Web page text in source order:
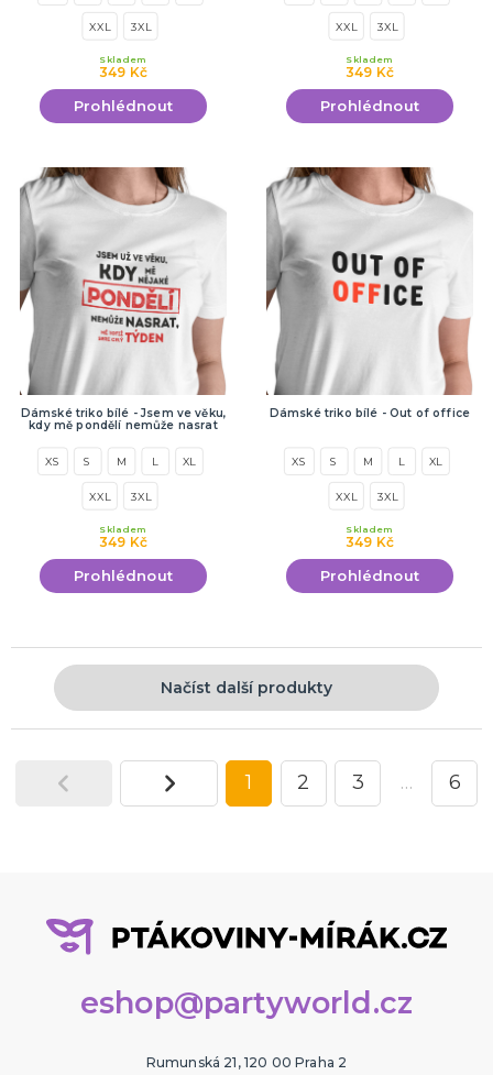
XXL 3XL
349 Kč
Skladem
Prohlédnout
XXL 3XL
349 Kč
Skladem
Prohlédnout
Dámské triko bílé - Jsem ve věku,
kdy mě pondělí nemůže nasrat
XS S M L XL
XXL 3XL
349 Kč
Skladem
Prohlédnout
Dámské triko bílé - Out of office
XS S M L XL
XXL 3XL
349 Kč
Skladem
Prohlédnout
Načíst další produkty
1 2 3 … 6
eshop@partyworld.cz
Rumunská 21, 120 00 Praha 2